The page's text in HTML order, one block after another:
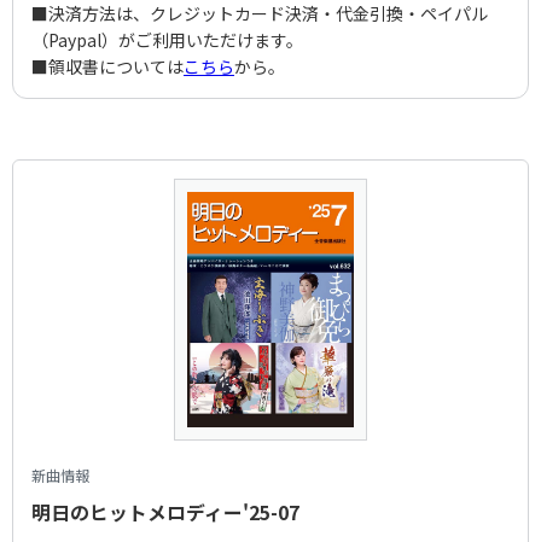
■決済方法は、クレジットカード決済・代金引換・ペイパル
（Paypal）がご利用いただけます。
■領収書についてはこちらから。
新曲情報
明日のヒットメロディー'25-07